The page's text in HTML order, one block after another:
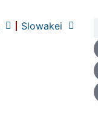
Slowakei